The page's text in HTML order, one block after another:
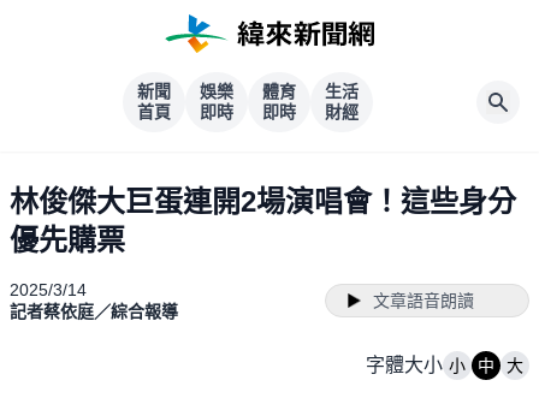
新聞
首頁
娛樂
即時
體育
即時
生活
財經
林俊傑大巨蛋連開2場演唱會！這些身分
優先購票
2025/3/14
記者蔡依庭／綜合報導
文章語音朗讀
字體大小 小 中 大